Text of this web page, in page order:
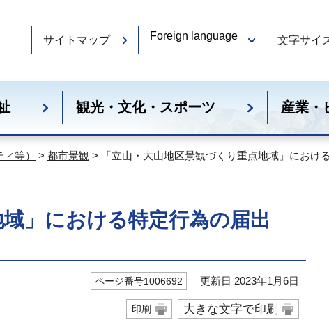
サイトマップ Foreign language 文字サイ
観光・文化・スポーツ 産業・
等） > 都市景観 > 「立山・大山地区景観づくり重点地域」におけ
」における特定行為の届出
ページ番号1006692 更新日 2023年1月6日
印刷 大きな文字で印刷